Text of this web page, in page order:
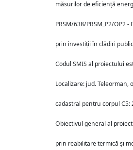
măsurilor de eficiență
PRSM/638/PRSM_P2/OP2
prin investiții în clădiri
Codul SMIS al proiectului
Localizare: jud. Teleorman,
cadastral pentru corpul C5:
Obiectivul general al
prin reabilitare termică și